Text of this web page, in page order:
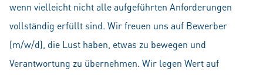
wenn vielleicht nicht alle aufgeführten Anforderungen
vollständig erfüllt sind. Wir freuen uns auf Bewerber
(m/w/d), die Lust haben, etwas zu bewegen und
Verantwortung zu übernehmen. Wir legen Wert auf